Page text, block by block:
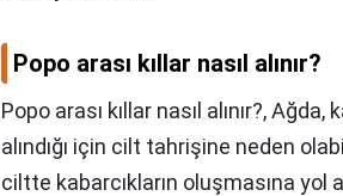
Popo arası kıllar nasıl alınır?
Popo arası kıllar nasıl alınır?,Ağda,
alındığı için cilt tahrişine neden
ciltte kabarcıkların oluşmasına yol